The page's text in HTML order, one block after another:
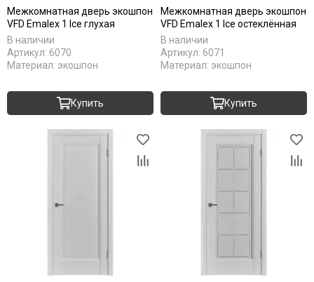
Межкомнатная дверь экошпон
VFD Emalex 1 Ice глухая
В наличии
Артикул: 6070
Материал: экошпон
Купить
Межкомнатная дверь экошпон
VFD Emalex 1 Ice остеклённая
В наличии
Артикул: 6071
Материал: экошпон
Купить